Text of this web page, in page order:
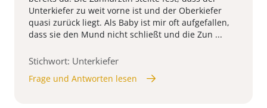
Unterkiefer zu weit vorne ist und der Oberkiefer
quasi zurück liegt. Als Baby ist mir oft aufgefallen,
dass sie den Mund nicht schließt und die Zun ...
Stichwort: Unterkiefer
Frage und Antworten lesen